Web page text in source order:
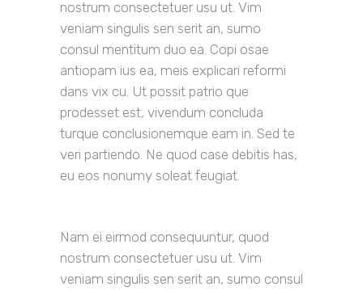
nostrum consectetuer usu ut. Vim
veniam singulis sen serit an, sumo
consul mentitum duo ea. Copi osae
antiopam ius ea, meis explicari reformi
dans vix cu. Ut possit patrio que
prodesset est, vivendum concluda
turque conclusionemque eam in. Sed te
veri partiendo. Ne quod case debitis has,
eu eos nonumy soleat feugiat.
Nam ei eirmod consequuntur, quod
nostrum consectetuer usu ut. Vim
veniam singulis sen serit an, sumo consul